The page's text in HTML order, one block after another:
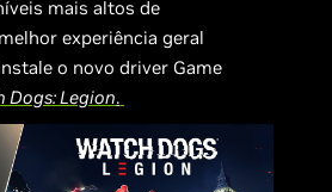
mais altos de
experiência geral
o novo driver Game
Dogs: Legion.